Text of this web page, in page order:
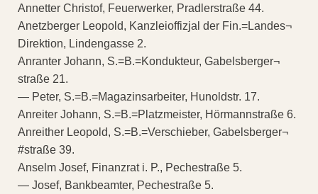
Annetter Christof, Feuerwerker, Pradlerstraße 44.
Anetzberger Leopold, Kanzleioffizjal der Fin.=Landes¬
Direktion, Lindengasse 2.
Anranter Johann, S.=B.=Kondukteur, Gabelsberger¬
straße 21.
— Peter, S.=B.=Magazinsarbeiter, Hunoldstr. 17.
Anreiter Johann, S.=B.=Platzmeister, Hörmannstraße 6.
Anreither Leopold, S.=B.=Verschieber, Gabelsberger¬
#straße 39.
Anselm Josef, Finanzrat i. P., Pechestraße 5.
— Josef, Bankbeamter, Pechestraße 5.